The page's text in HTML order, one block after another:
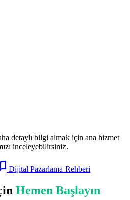
detaylı bilgi almak için ana hizmet
inceleyebilirsiniz.
Dijital Pazarlama Rehberi
Hemen Başlayın